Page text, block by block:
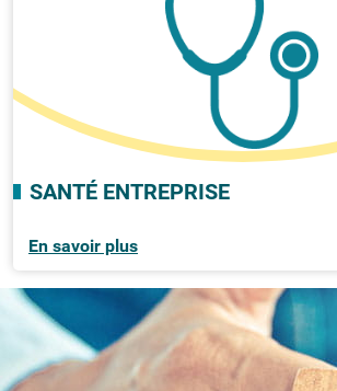
SANTÉ ENTREPRISE
En savoir plus
CMMA COURTAGE :
MESURE POUR LES RISQUES
D'ENTREPRISE COMPLEXES